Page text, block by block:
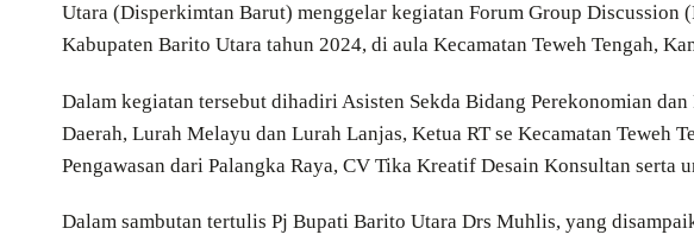
Utara (Disperkimtan Barut) menggelar kegiatan Forum Group Discussion
Kabupaten Barito Utara tahun 2024, di aula Kecamatan Teweh Tengah,
Dalam kegiatan tersebut dihadiri Asisten Sekda Bidang Perekonomian
Daerah, Lurah Melayu dan Lurah Lanjas, Ketua RT se Kecamatan Teweh
Pengawasan dari Palangka Raya, CV Tika Kreatif Desain Konsultan serta
Dalam sambutan tertulis Pj Bupati Barito Utara Drs Muhlis, yang